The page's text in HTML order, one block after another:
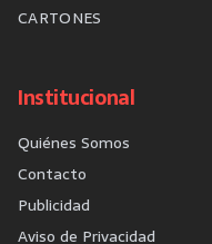
CARTONES
Institucional
Quiénes Somos
Contacto
Publicidad
Aviso de Privacidad